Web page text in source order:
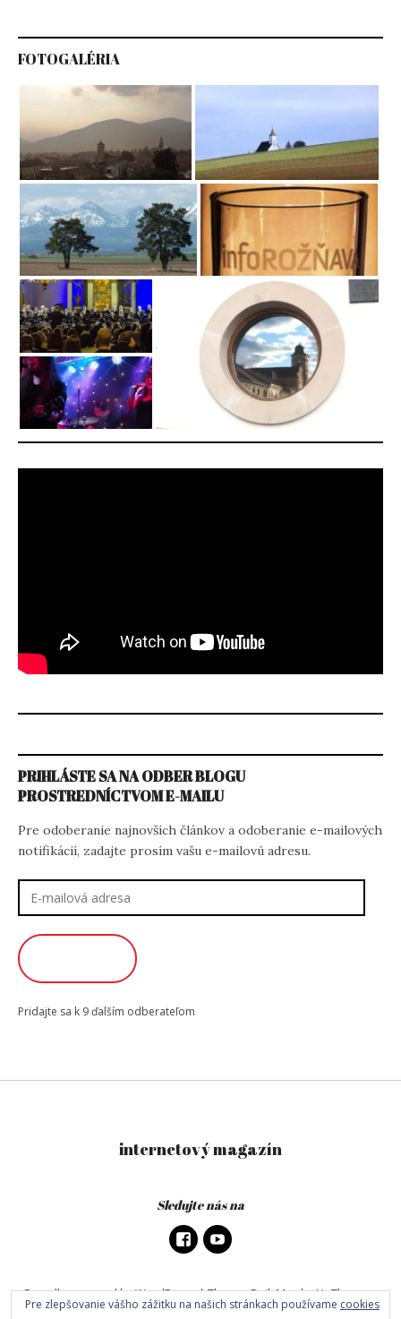
FOTOGALÉRIA
PRIHLÁSTE SA NA ODBER BLOGU
PROSTREDNÍCTVOM E-MAILU
Pre odoberanie najnovších článkov a odoberanie e-mailových
notifikácií, zadajte prosím vašu e-mailovú adresu.
adresa
Pridajte sa k 9 ďalším odberateľom
internetový magazín
Sledujte nás na
Proudly powered by WordPress|Theme: DailyMag byUpThemes.
Pre zlepšovanie vášho zážitku na našich stránkach používame cookies